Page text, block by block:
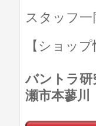
スタッフ
【ショッ
バントラ
瀬市本蓼川